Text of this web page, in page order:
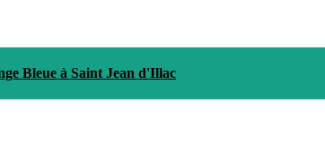
Bleue à Saint Jean d'Illac